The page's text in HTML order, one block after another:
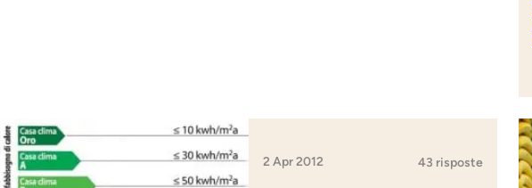
2 Apr 2012 43 risposte